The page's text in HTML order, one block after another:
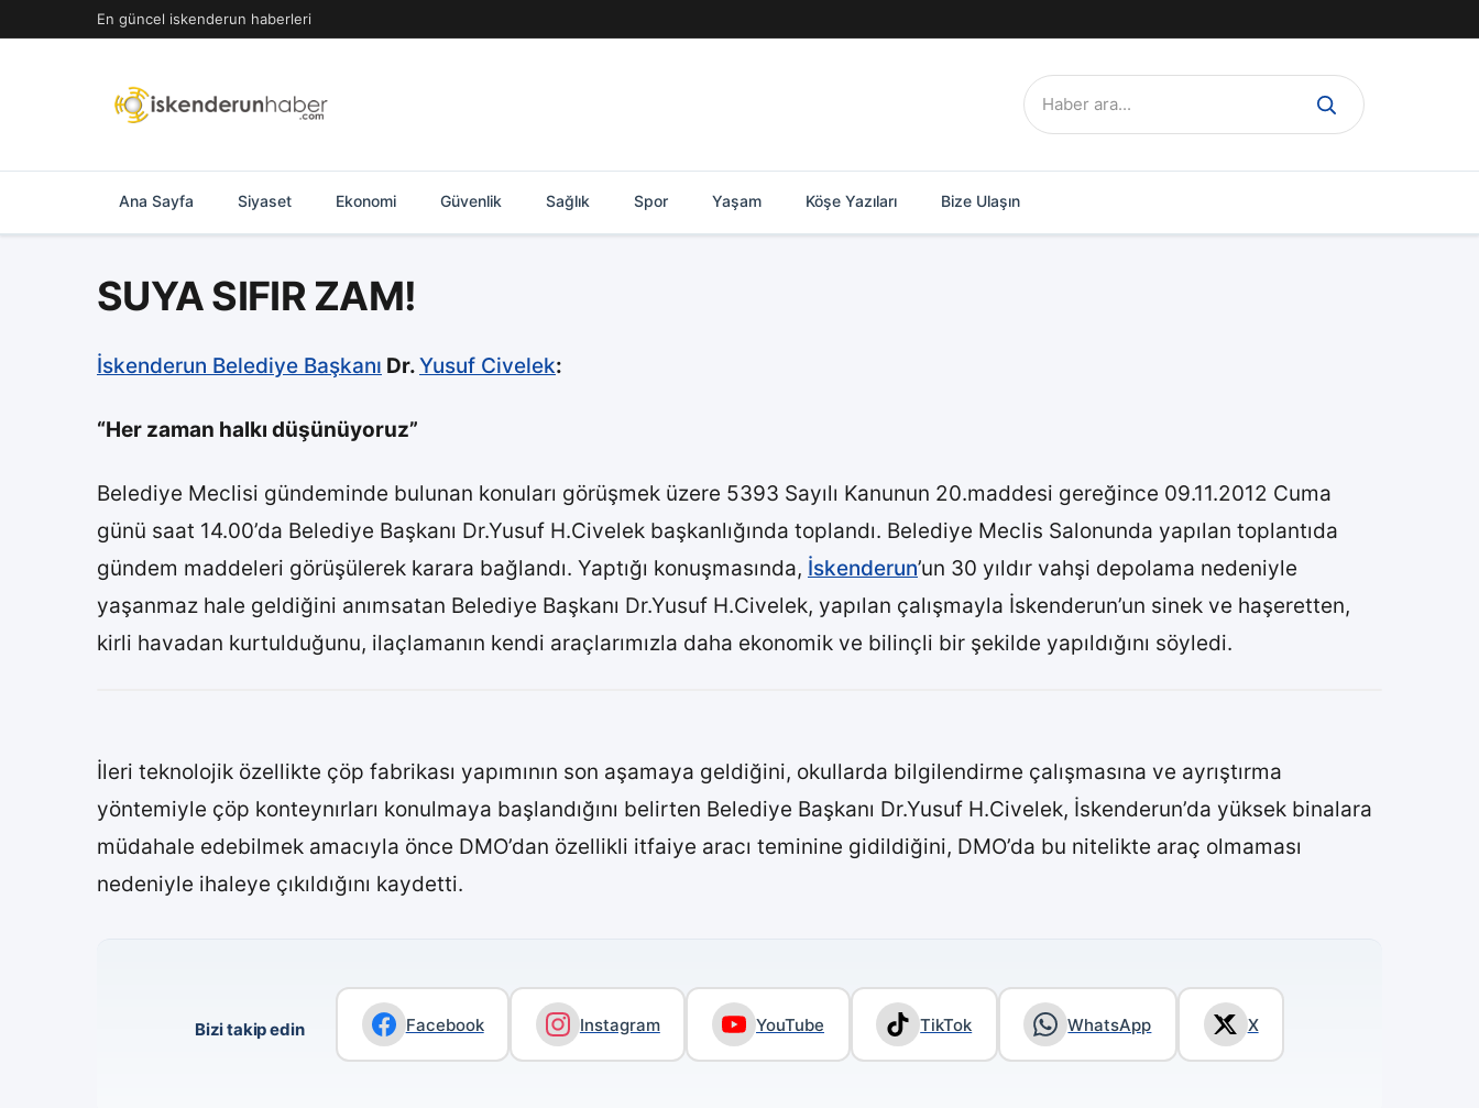
geç
En güncel iskenderun haberleri
Ara:
Ana Sayfa Siyaset Ekonomi Güvenlik Sağlık Spor Yaşam Köşe Yazıları Bize Ulaşın
SUYA SIFIR ZAM!
İskenderun Belediye Başkanı Dr.Yusuf Civelek:
“Her zaman halkı düşünüyoruz”
Belediye Meclisi gündeminde bulunan konuları görüşmek üzere 5393 Sayılı Kanunun 20.maddesi gereğince 09.11.2012 Cuma
günü saat 14.00’da Belediye Başkanı Dr.Yusuf H.Civelek başkanlığında toplandı. Belediye Meclis Salonunda yapılan toplantıda
gündem maddeleri görüşülerek karara bağlandı. Yaptığı konuşmasında, İskenderun’un 30 yıldır vahşi depolama nedeniyle
yaşanmaz hale geldiğini anımsatan Belediye Başkanı Dr.Yusuf H.Civelek, yapılan çalışmayla İskenderun’un sinek ve haşeretten,
kirli havadan kurtulduğunu, ilaçlamanın kendi araçlarımızla daha ekonomik ve bilinçli bir şekilde yapıldığını söyledi.
İleri teknolojik özellikte çöp fabrikası yapımının son aşamaya geldiğini, okullarda bilgilendirme çalışmasına ve ayrıştırma
yöntemiyle çöp konteynırları konulmaya başlandığını belirten Belediye Başkanı Dr.Yusuf H.Civelek, İskenderun’da yüksek binalara
müdahale edebilmek amacıyla önce DMO’dan özellikli itfaiye aracı teminine gidildiğini, DMO’da bu nitelikte araç olmaması
nedeniyle ihaleye çıkıldığını kaydetti.
Bizi takip edin Facebook Instagram YouTube TikTok WhatsApp X